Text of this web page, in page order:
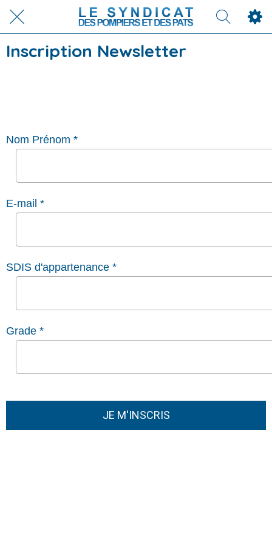
Inscription Newsletter
Nom Prénom *
E-mail *
SDIS d'appartenance *
Grade *
JE M'INSCRIS